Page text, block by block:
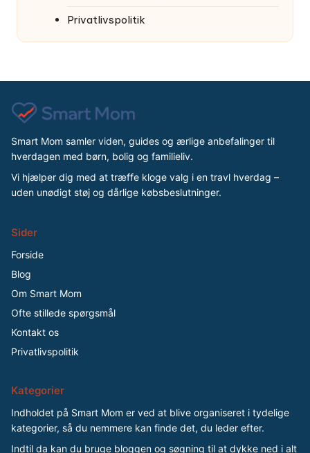
Privatlivspolitik
Smart Mom samler viden, guides og ærlige anbefalinger til
hverdagen med børn, bolig og familieliv.
Vi hjælper dig med at træffe kloge valg i en travl hverdag –
uden unødigt støj og dårlige købsbeslutninger.
Sider
Forside
Blog
Om Smart Mom
Ofte stillede spørgsmål
Kontakt os
Privatlivspolitik
Kategorier
Indholdet på Smart Mom er ved at blive organiseret i tydelige
kategorier, så du nemmere kan finde det, du leder efter.
Indtil da kan du bruge bloggen og søgning til at dykke ned i alt